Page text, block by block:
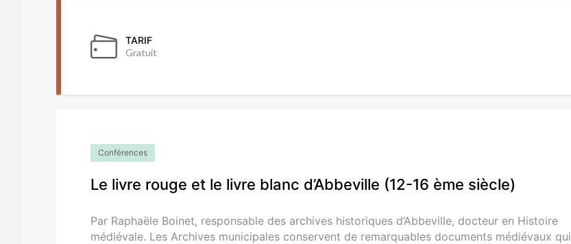
TARIF
Gratuit
Conférences
Le livre rouge et le livre blanc d’Abbeville (12-16 ème siècle)
Par Raphaële Boinet, responsable des archives historiques d’Abbeville, docteur en Histoire
médiévale. Les Archives municipales conservent de remarquables documents médiévaux qui